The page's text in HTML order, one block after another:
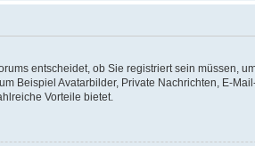
entscheidet, ob Sie registriert sein müssen,
Beispiel Avatarbilder, Private Nachrichten, E-
Vorteile bietet.